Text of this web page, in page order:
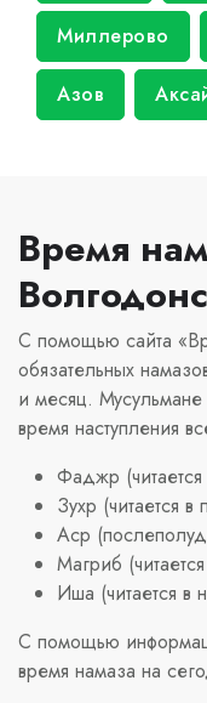
Миллерово
Азов
Время
С помощью сайта
обязательных
и месяц. Мусульмане
время наступления
Фаджр (читается
Зухр (читается
Аср
Магриб
Иша (читается в
С помощью
время намаза на